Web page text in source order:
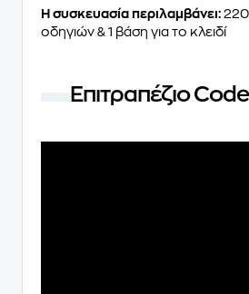
Η συσκευασία περιλαμβάνει: 220
οδηγιών & 1 βάση για το κλειδί
Επιτραπέζιο